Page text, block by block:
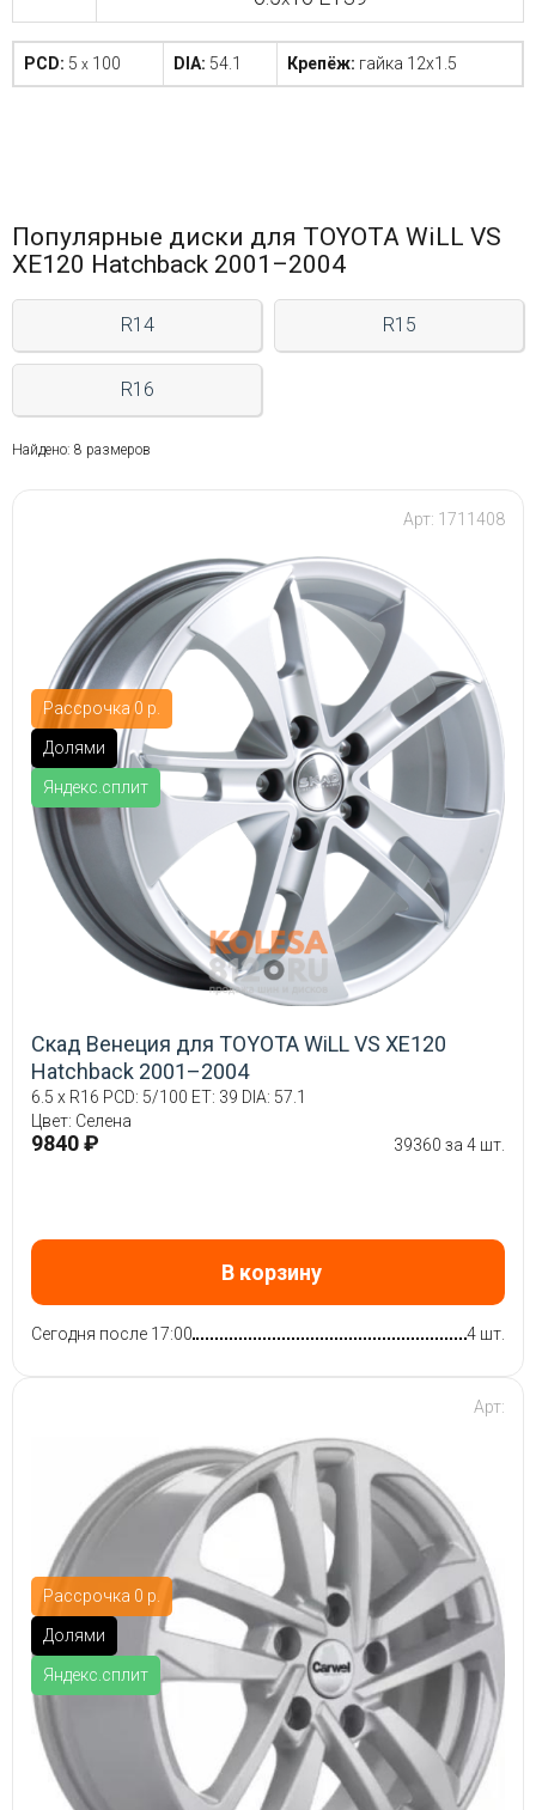
PCD: 5 x 100 DIA: 54.1 Крепёж: гайка 12x1.5
Популярные диски для TOYOTA WiLL VS
XE120 Hatchback 2001–2004
R14 R15
R16
Найдено: 8 размеров
Рассрочка 0 р.
Долями
Яндекс.сплит
Арт: 1711408
Скад Венеция для TOYOTA WiLL VS XE120
Hatchback 2001–2004
6.5 x R16 PCD: 5/100 ET: 39 DIA: 57.1
Цвет: Селена
9840 ₽ 39360 за 4 шт.
В корзину
Сегодня после 17:00 4 шт.
Рассрочка 0 р.
Долями
Яндекс.сплит
Арт: